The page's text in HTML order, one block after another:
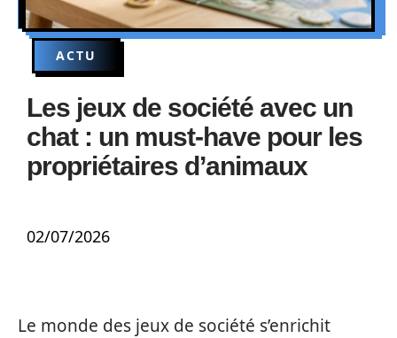
ACTU
Les jeux de société avec un
chat : un must-have pour les
propriétaires d’animaux
02/07/2026
Le monde des jeux de société s’enrichit